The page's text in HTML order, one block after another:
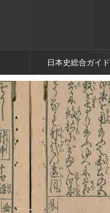
日本史総合ガイド